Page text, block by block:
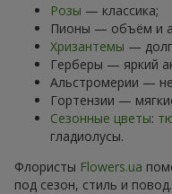
Розы — классика;
Пионы — объём и
Хризантемы —
Герберы — яркий
Альстромерии —
Гортензии —
Сезонные цветы:
гладиолусы.
Флористы Flowers.ua
под сезон, стиль и повод.